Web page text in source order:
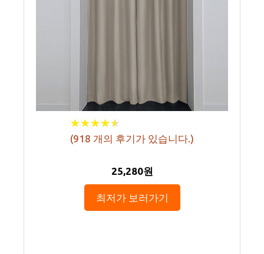
★★★★★
★★★★★
(918 개의 후기가 있습니다.)
25,280원
최저가 보러가기